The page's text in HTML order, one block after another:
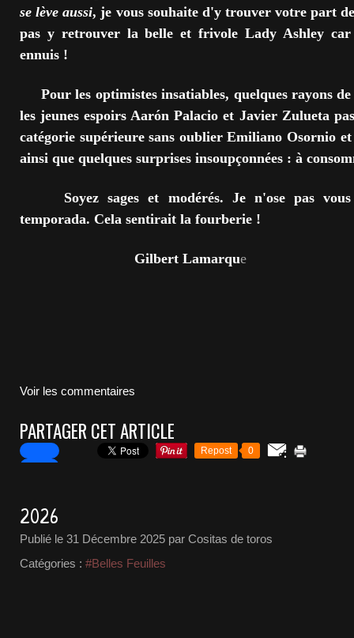
se lève aussi, je vous souhaite d'y trouver votre part
pas y retrouver la belle et frivole Lady Ashley car
ennuis !
Pour les optimistes insatiables, quelques rayons
les jeunes espoirs Aarón Palacio et Javier Zulueta
catégorie supérieure sans oublier Emiliano Osornio
ainsi que quelques surprises insoupçonnées : à
Soyez sages et modérés. Je n'ose pas vous
temporada. Cela sentirait la fourberie !
Gilbert Lamarque
Voir les commentaires
PARTAGER CET ARTICLE
Repost 0
2026
Publié le 31 Décembre 2025 par Cositas de toros
Catégories : #Belles Feuilles